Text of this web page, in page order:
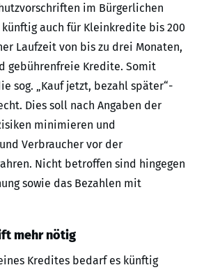
im Bürgerlichen
auch für Kleinkredite bis 200
Laufzeit von bis zu drei Monaten,
gebührenfreie Kredite. Somit
sog. „Kauf jetzt, bezahl später“-
Dies soll nach Angaben der
minimieren und
Verbraucher vor der
Nicht betroffen sind hingegen
sowie das Bezahlen mit
mehr nötig
Kredites bedarf es künftig